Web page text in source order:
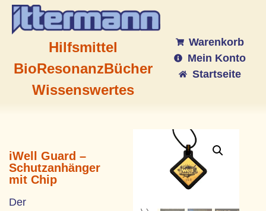
Hilfsmittel
BioResonanzBücher
Wissenswertes
Warenkorb
Mein Konto
Startseite
iWell Guard –
Schutzanhänger
mit Chip
Der